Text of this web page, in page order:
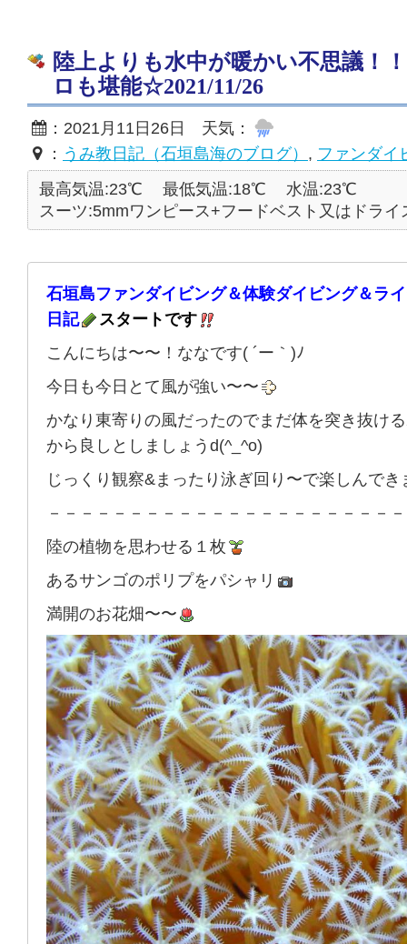
陸上よりも水中が暖かい不思議！
ロも堪能☆2021/11/26
：2021月11日26日 天気：
： うみ教日記（石垣島海のブログ） , ファンダイ
最高気温:23℃
最低気温:18℃
水温:23℃
スーツ:5mmワンピース+フードベスト又はドライ
石垣島ファンダイビング＆体験ダイビング＆ラ
日記
スタートです
こんにちは〜〜！ななです( ´ー｀)ﾉ
今日も今日とて風が強い〜〜
かなり東寄りの風だったのでまだ体を突き抜け
から良しとしましょうd(^_^o)
じっくり観察&まったり泳ぎ回り〜で楽しんでき
－－－－－－－－－－－－－－－－－－－－－
陸の植物を思わせる１枚
あるサンゴのポリプをパシャリ
満開のお花畑〜〜